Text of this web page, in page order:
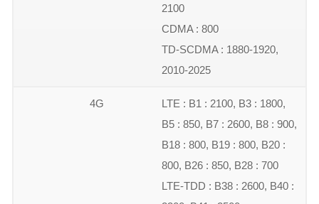
2100
CDMA : 800
TD-SCDMA : 1880-1920,
2010-2025
4G
LTE : B1 : 2100, B3 : 1800,
B5 : 850, B7 : 2600, B8 : 900,
B18 : 800, B19 : 800, B20 :
800, B26 : 850, B28 : 700
LTE-TDD : B38 : 2600, B40 :